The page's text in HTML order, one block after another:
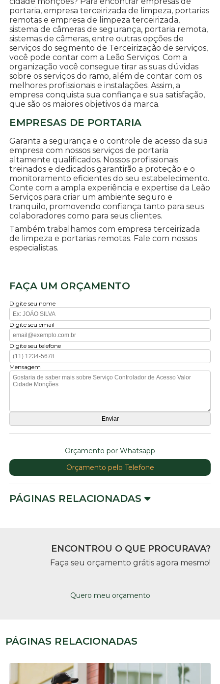
portaria, empresa terceirizada de limpeza, portarias
remotas e empresa de limpeza terceirizada,
sistema de câmeras de segurança, portaria remota,
sistemas de câmeras, entre outras opções de
serviços do segmento de Terceirização de serviços,
você pode contar com a Leão Serviços. Com a
organização você consegue tirar as suas dúvidas
sobre os serviços do ramo, além de contar com os
melhores profissionais e instalações. Assim, a
empresa conquista sua confiança e sua satisfação,
que são os maiores objetivos da marca.
EMPRESAS DE PORTARIA
Garanta a segurança e o controle de acesso da sua
empresa com nossos serviços de portaria
altamente qualificados. Nossos profissionais
treinados e dedicados garantirão a proteção e o
monitoramento eficientes do seu estabelecimento.
Conte com a ampla experiência e expertise da Leão
Serviços para criar um ambiente seguro e
tranquilo, promovendo confiança tanto para seus
colaboradores como para seus clientes.
Também trabalhamos com empresa terceirizada
de limpeza e portarias remotas. Fale com nossos
especialistas.
FAÇA UM ORÇAMENTO
Digite seu nome
Digite seu email
Digite seu telefone
Mensagem
Orçamento por Whatsapp
Orçamento pelo Telefone
PÁGINAS RELACIONADAS
ENCONTROU O QUE PROCURAVA?
Faça seu orçamento grátis agora mesmo!
Quero meu orçamento
PÁGINAS RELACIONADAS